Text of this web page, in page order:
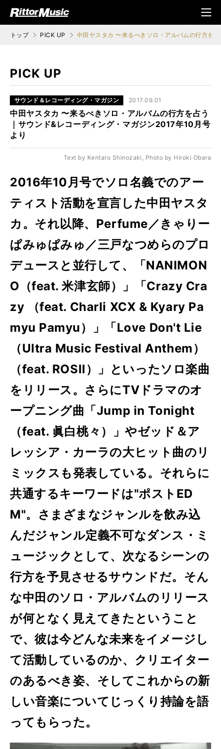
ジック (Rittor Musi
メニ
ュ
トップ PICK UP 中田ヤスタカ 〜来るべきソロ・アルバムの行方を
PICK UP
サウンド＆レコーディング・マガジン 2017.09.01
中田ヤスタカ 〜来るべきソロ・アルバムの行方を占う
｜サウンド&レコーディング・マガジン2017年10月号
より
Text by Kentaro Shinozaki, Photo by Hiroki Obara
2016年10月号でソロ名義でのアー
ティスト活動を宣言した中田ヤスタ
カ。それ以降、Perfume／きゃりー
ぱみゅぱみゅ／三戸なつめらのプロ
デュースと並行して、「NANIMON
O（feat. 米津玄師）」「Crazy Cra
zy （feat. Charli XCX & Kyary Pa
myu Pamyu）」「Love Don't Lie
（Ultra Music Festival Anthem）
（feat. ROSII）」といったソロ楽曲
をリリース。さらにTVドラマのオ
ープニング曲「Jump in Tonight
（feat. 眞白桃々）」やゼッド＆ア
レッシア・カーラの大ヒット曲のリ
ミックスも発表している。それらに
共通するキーワードは"ポストED
M"。さまざまなジャンルを飲み込
んだジャンル定義不可なダンス・ミ
ュージックとして、次なるシーンの
行方を予見させるサウンドだ。そん
な中田のソロ・アルバムのリリース
が何となく見えてきたということ
で、彼は今どんな未来をイメージし
て活動しているのか、クリエイター
のあるべき姿、そしてこれからの新
しい音楽についてじっくり持論を語
ってもらった。